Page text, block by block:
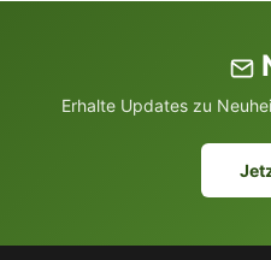
Erhalte Updates zu